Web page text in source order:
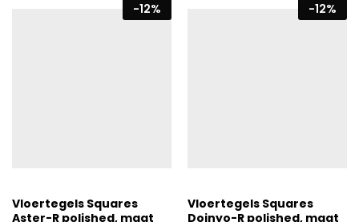
-12%
Vloertegels Squares
Aster-R polished, maat
-12%
Vloertegels Squares
Doinyo-R polished, maat